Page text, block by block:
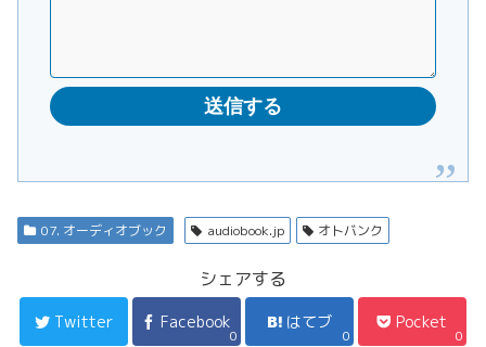
07. オーディオブック audiobook.jp オトバンク
シェアする
Twitter Facebook
0
はてブ
0
Pocket
0